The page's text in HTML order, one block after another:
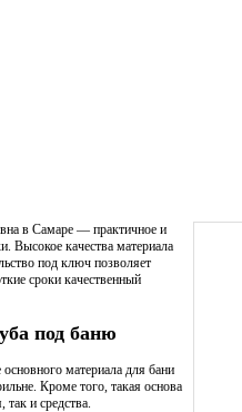
в Самаре — практичное и
Высокое качества материала
под ключ позволяет
сроки качественный
под баню
материала для бани
Кроме того, такая основа
так и средства.